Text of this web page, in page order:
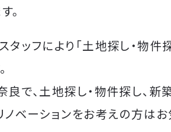
。
タッフにより「土地探し・物件
良で、土地探し・物件探し、新
ノベーションをお考えの方は